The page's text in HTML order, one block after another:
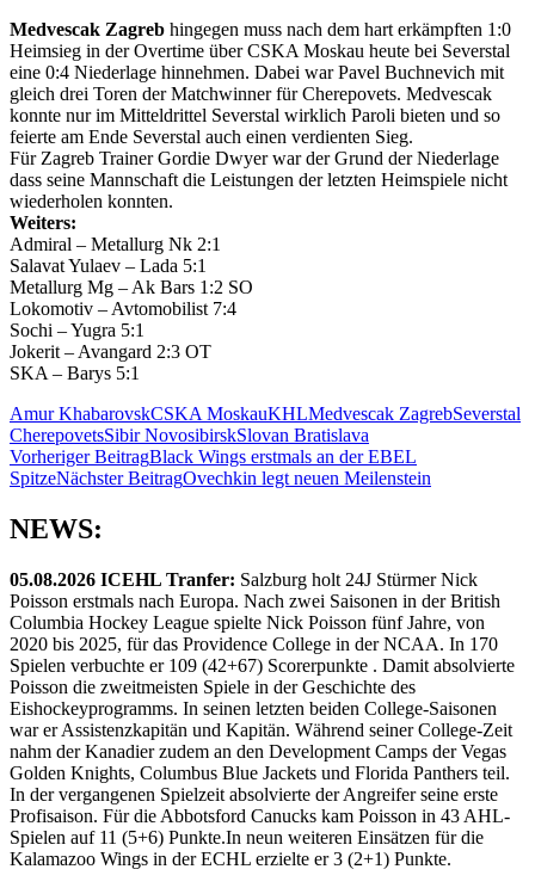
Medvescak Zagreb hingegen muss nach dem hart erkämpften 1:0
Heimsieg in der Overtime über CSKA Moskau heute bei Severstal
eine 0:4 Niederlage hinnehmen. Dabei war Pavel Buchnevich mit
gleich drei Toren der Matchwinner für Cherepovets. Medvescak
konnte nur im Mitteldrittel Severstal wirklich Paroli bieten und so
feierte am Ende Severstal auch einen verdienten Sieg.
Für Zagreb Trainer Gordie Dwyer war der Grund der Niederlage
dass seine Mannschaft die Leistungen der letzten Heimspiele nicht
wiederholen konnten.
Weiters:
Admiral – Metallurg Nk 2:1
Salavat Yulaev – Lada 5:1
Metallurg Mg – Ak Bars 1:2 SO
Lokomotiv – Avtomobilist 7:4
Sochi – Yugra 5:1
Jokerit – Avangard 2:3 OT
SKA – Barys 5:1
Amur KhabarovskCSKA MoskauKHLMedvescak ZagrebSeverstal
CherepovetsSibir NovosibirskSlovan Bratislava
Beitragsnavigation
Vorheriger BeitragBlack Wings erstmals an der EBEL
SpitzeNächster BeitragOvechkin legt neuen Meilenstein
NEWS:
05.08.2026 ICEHL Tranfer: Salzburg holt 24J Stürmer Nick
Poisson erstmals nach Europa. Nach zwei Saisonen in der British
Columbia Hockey League spielte Nick Poisson fünf Jahre, von
2020 bis 2025, für das Providence College in der NCAA. In 170
Spielen verbuchte er 109 (42+67) Scorerpunkte . Damit absolvierte
Poisson die zweitmeisten Spiele in der Geschichte des
Eishockeyprogramms. In seinen letzten beiden College-Saisonen
war er Assistenzkapitän und Kapitän. Während seiner College-Zeit
nahm der Kanadier zudem an den Development Camps der Vegas
Golden Knights, Columbus Blue Jackets und Florida Panthers teil.
In der vergangenen Spielzeit absolvierte der Angreifer seine erste
Profisaison. Für die Abbotsford Canucks kam Poisson in 43 AHL-
Spielen auf 11 (5+6) Punkte.In neun weiteren Einsätzen für die
Kalamazoo Wings in der ECHL erzielte er 3 (2+1) Punkte.